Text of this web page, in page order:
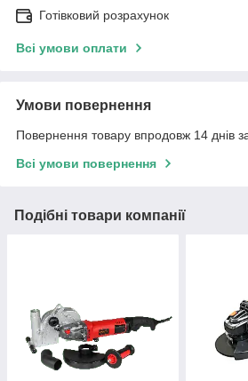
Готівковий розрахунок
Всі умови оплати
Умови повернення
Повернення товару впродовж 14 днів
Всі умови повернення
Подібні товари компанії